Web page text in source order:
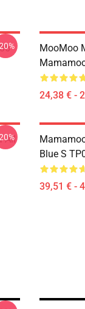
MooMoo
24,38 € -
All
Blue S
39,51 € -